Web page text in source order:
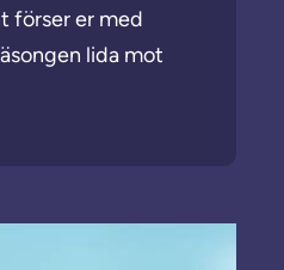
förser er med
lida mot